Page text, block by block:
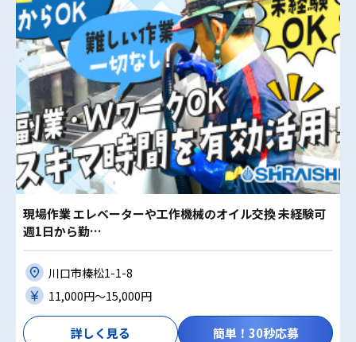
現場作業 エレベーターや工作機械のオイル交換 未経験可
週1日から勤…
川口市榛松1-1-8
11,000円〜15,000円
詳しく見る 簡単！30秒応募